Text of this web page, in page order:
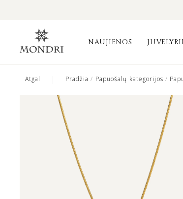
NAUJIENOS
Atgal | Pradžia / Papuošalų kategorijos /